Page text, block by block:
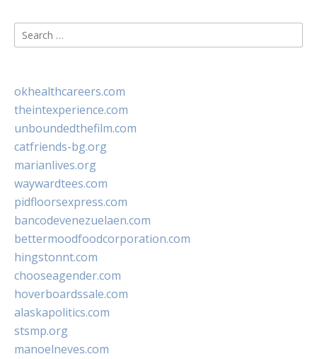
Search
for:
okhealthcareers.com
theintexperience.com
unboundedthefilm.com
catfriends-bg.org
marianlives.org
waywardtees.com
pidfloorsexpress.com
bancodevenezuelaen.com
bettermoodfoodcorporation.com
hingstonnt.com
chooseagender.com
hoverboardssale.com
alaskapolitics.com
stsmp.org
manoelneves.com